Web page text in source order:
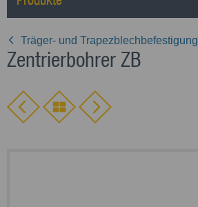
Träger- und Trapezblechbefestigung
Zentrierbohrer ZB